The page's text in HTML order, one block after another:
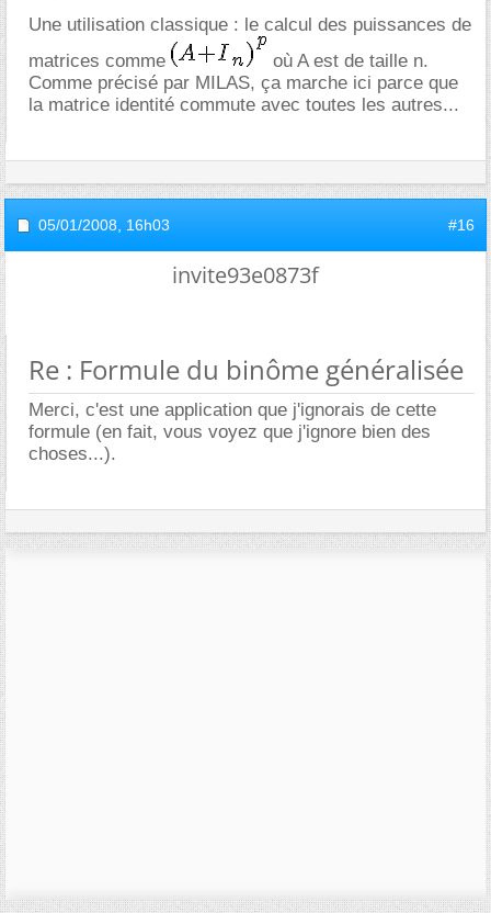
Une utilisation classique : le calcul des puissances de
matrices comme
où A est de taille n.
Comme précisé par MILAS, ça marche ici parce que
la matrice identité commute avec toutes les autres...
05/01/2008, 16h03 #16
invite93e0873f
Re : Formule du binôme généralisée
Merci, c'est une application que j'ignorais de cette
formule (en fait, vous voyez que j'ignore bien des
choses...).